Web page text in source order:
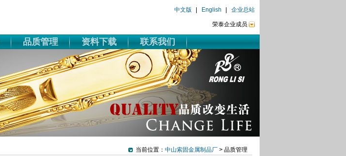
中文版 English 企业总站
荣泰企业成员
品质管理 资料下载 联系我们
当前位置： 中山索固金属制品厂 > 品质管理